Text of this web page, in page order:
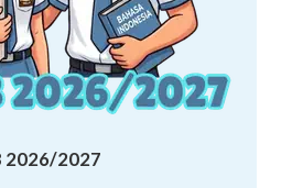
2026/2027